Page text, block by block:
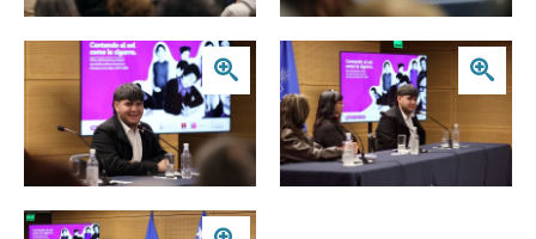
Zoom
Zoom